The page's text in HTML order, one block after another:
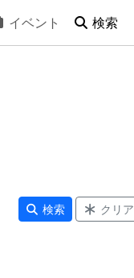
イベント 検索
検索 クリア